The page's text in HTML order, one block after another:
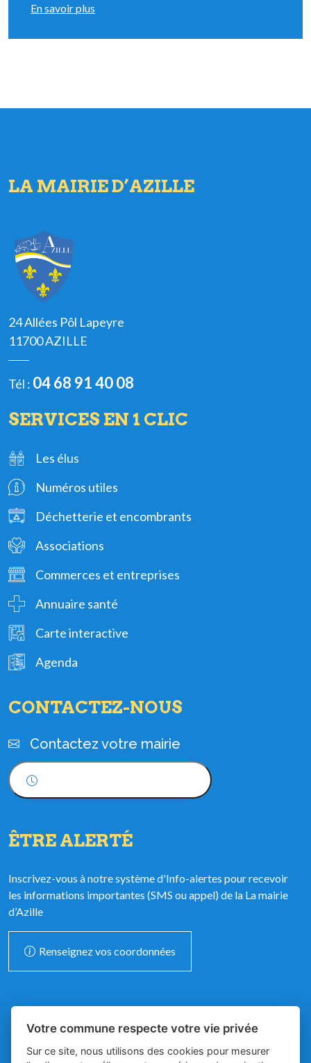
En savoir plus
LA MAIRIE D’AZILLE
24 Allées Pôl Lapeyre
11700 AZILLE
Tél : 04 68 91 40 08
SERVICES EN 1 CLIC
Les élus
Numéros utiles
Déchetterie et encombrants
Associations
Commerces et entreprises
Annuaire santé
Carte interactive
Agenda
CONTACTEZ-NOUS
Contactez votre mairie
ÊTRE ALERTÉ
Inscrivez-vous à notre système d'Info-alertes pour recevoir
les informations importantes (SMS ou appel) de la La mairie
d’Azille
Renseignez vos coordonnées
Votre commune respecte votre vie privée
Sur ce site, nous utilisons des cookies pour mesurer